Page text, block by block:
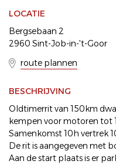
LOCATIE
Bergsebaan 2
2960 Sint-Job-in-'t-Goor
route plannen
BESCHRIJVING
Oldtimerrit van 150km
kempen voor motoren tot
Samenkomst 10h vertrek
De rit is aangegeven met
Aan de start plaats is er